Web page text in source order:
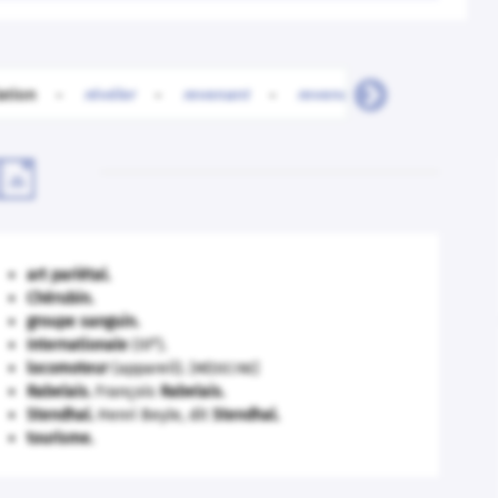
révéler revenant revendeur

art pariétal.
Chérubin.
groupe sanguin.
Internationale(IIIe
locomoteur(appareil). [MÉDECINE]
Rabelais.FrançoisRabelais.
Stendhal.Henri Beyle, dit Stendhal.
tourisme.